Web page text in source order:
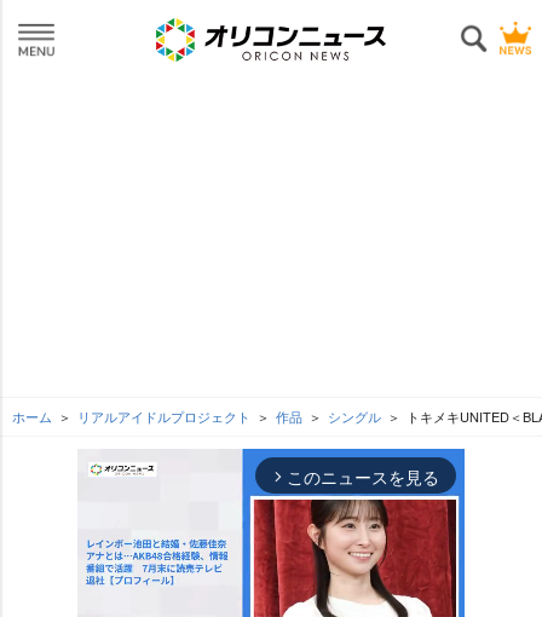
ホーム リアルアイドルプロジェクト 作品 シングル トキメキUNITED＜
arrow_forward_ios このニュースを見る